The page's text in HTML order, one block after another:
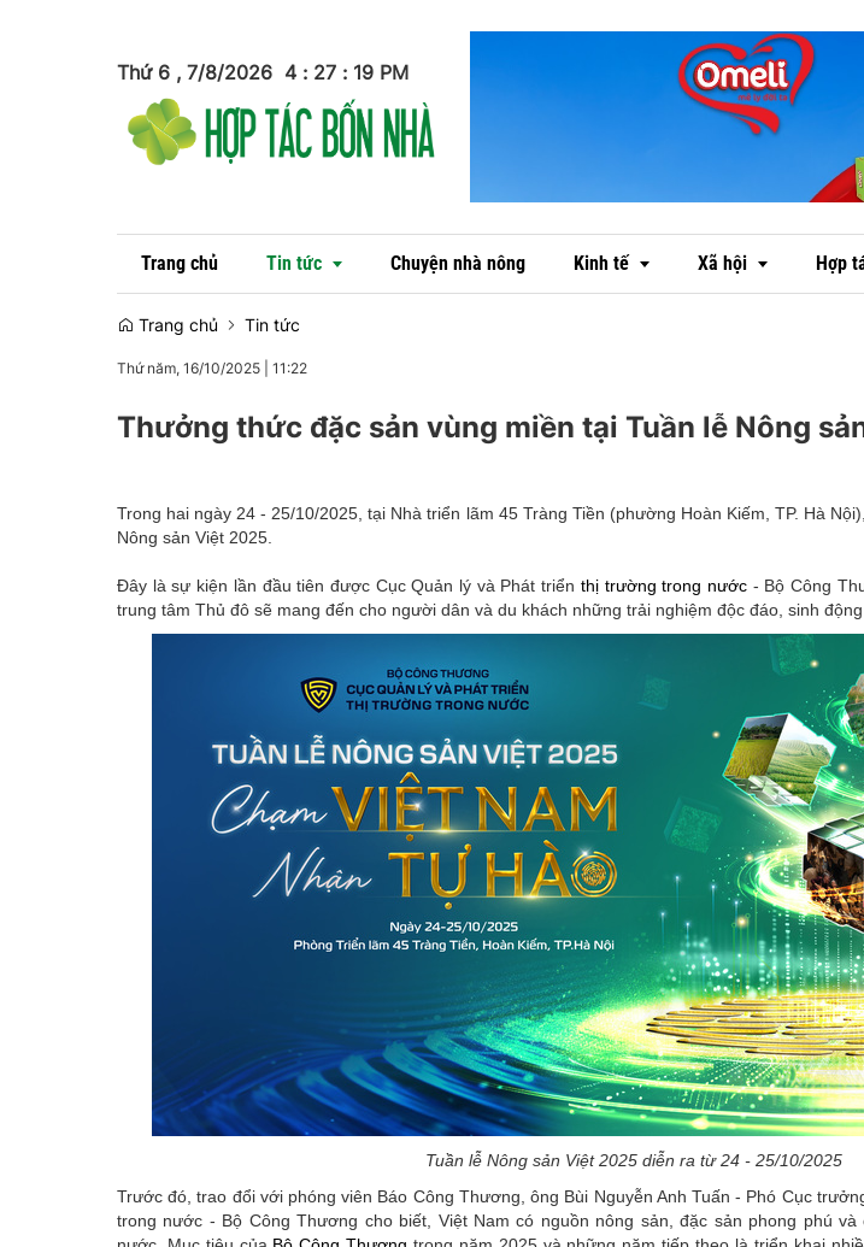
Thứ 6 , 7/8/2026 4 : 27 : 20 PM
Trang chủ Tin tức
Tin trong nước
Tin quốc tế
Chuyện nhà nông Kinh tế
Ngân hàng
OCOP
Xã hội
Đời sống
Hợp
Trang chủ Tin tức
Thứ năm, 16/10/2025 11:22
Thưởng thức đặc sản vùng miền tại Tuần lễ Nông
Trong hai ngày 24 - 25/10/2025, tại Nhà triển lãm 45 Tràng Tiền (phường Hoàn Kiếm, TP. Hà
Nông sản Việt 2025.
Đây là sự kiện lần đầu tiên được Cục Quản lý và Phát triển thị trường trong nước - Bộ Công
trung tâm Thủ đô sẽ mang đến cho người dân và du khách những trải nghiệm độc đáo, sinh động
Tuần lễ Nông sản Việt 2025 diễn ra từ 24 - 25/10/2025
Trước đó, trao đổi với phóng viên Báo Công Thương, ông Bùi Nguyễn Anh Tuấn - Phó Cục
trong nước - Bộ Công Thương cho biết, Việt Nam có nguồn nông sản, đặc sản phong phú